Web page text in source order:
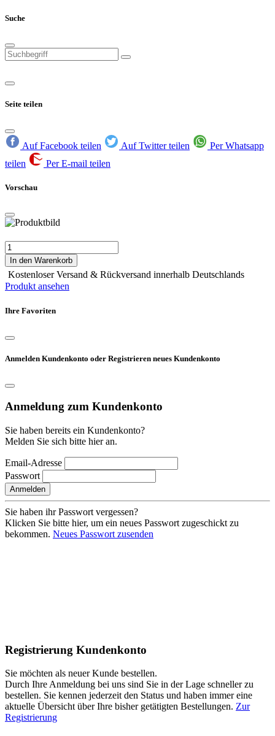
Suche
Seite teilen
Auf Facebook teilen Auf Twitter teilen
Per Whatsapp
teilen
Per E-mail teilen
Vorschau
In den Warenkorb
Kostenloser Versand & Rückversand innerhalb Deutschlands
Produkt ansehen
Ihre Favoriten
Anmelden Kundenkonto oder Registrieren neues Kundenkonto
Anmeldung zum Kundenkonto
Sie haben bereits ein Kundenkonto?
Melden Sie sich bitte hier an.
Email-Adresse
Passwort
Anmelden
Sie haben ihr Passwort vergessen?
Klicken Sie bitte hier, um ein neues Passwort zugeschickt zu
bekommen. Neues Passwort zusenden
Registrierung Kundenkonto
Sie möchten als neuer Kunde bestellen.
Durch Ihre Anmeldung bei uns sind Sie in der Lage schneller zu
bestellen. Sie kennen jederzeit den Status und haben immer eine
aktuelle Übersicht über Ihre bisher getätigten Bestellungen. Zur
Registrierung